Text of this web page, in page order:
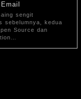
sengit
sebelumnya, kedua
Source dan